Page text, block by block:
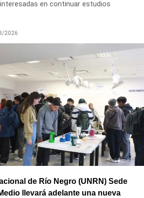
comenzó a realizarse en
sociales y culturales destinadas a
de la niñez en todo el país.
habla de infancias?
plural responde a una mirada más
la diversidad de realidades que
La expresión busca visibilizar
sociales, culturales y
las diferentes oportunidades de
en continuar estudios
2026
de Río Negro (UNRN) Sede
llevará adelante una nueva